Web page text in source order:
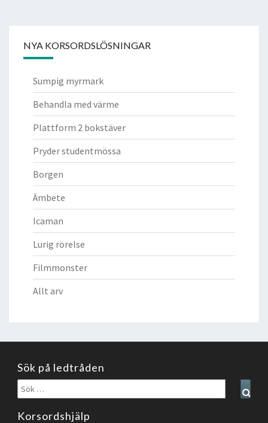
NYA KORSORDSLÖSNINGAR
Sumpig myrmark
Behandla med värme
Plattform 2 bokstäver
Pryder studentmössa
Borgen
Ämbete
Icaman
Lurig rörelse
Filmmonster
Allt arv
Sök på ledtråden
Sök
efter:
Korsordshjälp